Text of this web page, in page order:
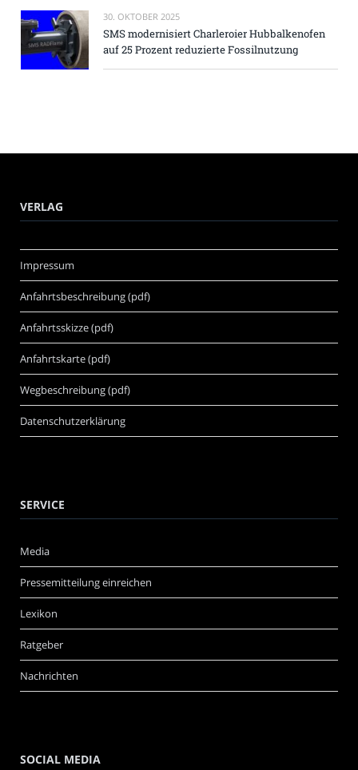
30. OKTOBER 2025
SMS modernisiert Charleroier Hubbalkenofen
auf 25 Prozent reduzierte Fossilnutzung
VERLAG
Impressum
Anfahrtsbeschreibung (pdf)
Anfahrtsskizze (pdf)
Anfahrtskarte (pdf)
Wegbeschreibung (pdf)
Datenschutzerklärung
SERVICE
Media
Pressemitteilung einreichen
Lexikon
Ratgeber
Nachrichten
SOCIAL MEDIA